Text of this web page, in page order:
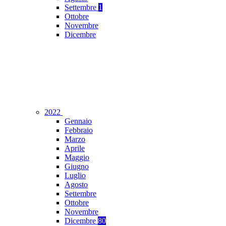
Settembre 1
Ottobre
Novembre
Dicembre
2022
Gennaio
Febbraio
Marzo
Aprile
Maggio
Giugno
Luglio
Agosto
Settembre
Ottobre
Novembre
Dicembre 80